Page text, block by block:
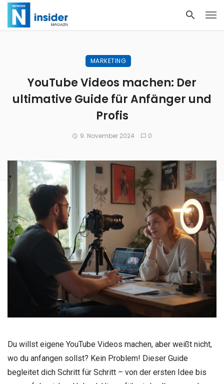
MARKETING
YouTube Videos machen: Der
ultimative Guide für Anfänger und
Profis
9. November 2024 0
Du willst eigene YouTube Videos machen, aber weißt nicht,
wo du anfangen sollst? Kein Problem! Dieser Guide
begleitet dich Schritt für Schritt – von der ersten Idee bis